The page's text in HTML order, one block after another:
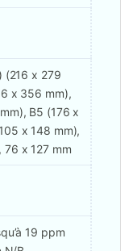
(216 x 279
x 356 mm),
B5 (176 x
x 148 mm),
76 x 127 mm
19 ppm